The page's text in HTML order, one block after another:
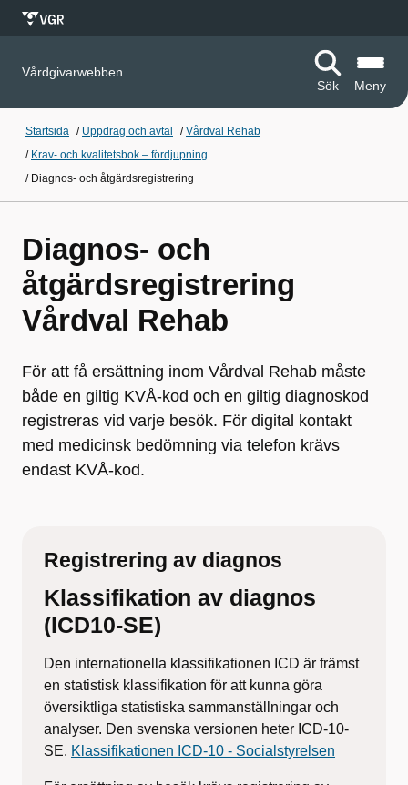
Vårdgivarwebben
Sök
Meny
Startsida / Uppdrag och avtal /Vårdval Rehab
/ Krav- och kvalitetsbok – fördjupning
/ Diagnos- och åtgärdsregistrering
Diagnos- och
åtgärdsregistrering
Vårdval Rehab
För att få ersättning inom Vårdval Rehab måste
både en giltig KVÅ-kod och en giltig diagnoskod
registreras vid varje besök. För digital kontakt
med medicinsk bedömning via telefon krävs
endast KVÅ-kod.
Registrering av diagnos
Klassifikation av diagnos
(ICD10-SE)
Den internationella klassifikationen ICD är främst
en statistisk klassifikation för att kunna göra
översiktliga statistiska sammanställningar och
analyser. Den svenska versionen heter ICD-10-
SE. Klassifikationen ICD-10 - Socialstyrelsen